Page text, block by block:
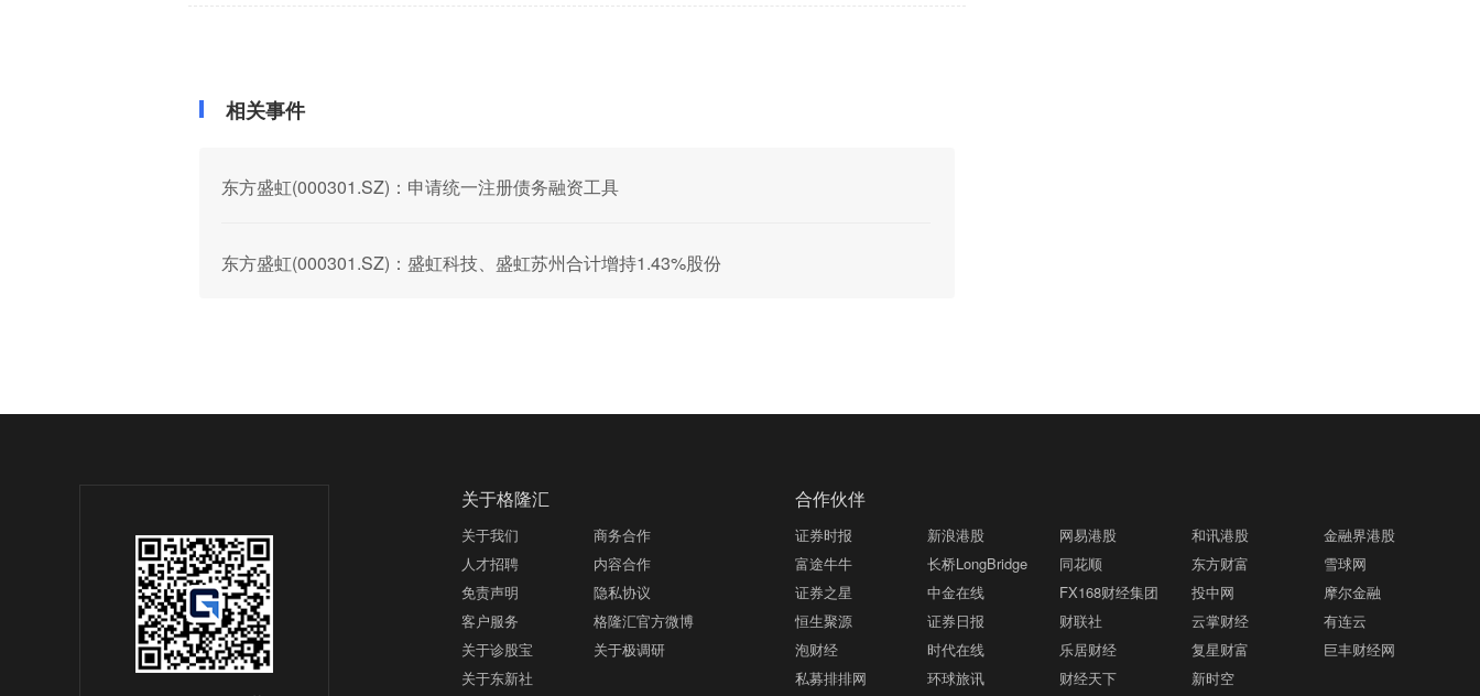
相关事件
东方盛虹(000301.SZ)：申请统一注册债务融资工具
东方盛虹(000301.SZ)：盛虹科技、盛虹苏州合计增持1.43%股份
情者称，特朗普政府最快将于8月6日宣
透露，美国总统特朗普即将发布的公告预
计将为多晶硅、硅片、电池片和组件(即太
阳能电池板)设定最低进口价格，并对多晶
硅衍生产品征收15%的关税。 路透此前
称，特朗普政府指示商务部针对多晶硅进
行的国家安全调查已持续一年，在削减对
旗下社交媒体平台出现儿童性虐待内容、
深伪内容及营运疏失，向印度政府表达歉
意。扎克伯格的道歉是在Meta高层与印度
政府官员周二会面期间转达。印度政府7
月曾要求Meta移除Instagram上宣传儿童
性虐待内容的广告及贴文。Meta当时表
示，公司对儿童性虐待内容采取零容忍政
01:18 韩国交易所启动SIDECAR机制 暂停KOSP
I程序化卖盘格隆汇8月6日｜韩国交易所
启动SIDECAR机制，暂停KOSPI程序化卖
盘。目前，韩国综合指数跌4.56%，KOS
PI 200指数跌超5%。SK海力士跌逾9%，
三星电子跌逾5%。
01:18 美油突破75美元格隆汇8月6日｜WTI原油
突破75美元/桶，日内涨0.91%。
关于格隆汇
关于我们
商务合作
人才招聘
内容合作
免责声明
隐私协议
客户服务
格隆汇官方微博
关于诊股宝
关于极调研
关于东新社
合作伙伴
证券时报 新浪港股 网易港股 和讯港股
金融界港股
富途牛牛
长桥LongBridge 同花顺 东方财富
雪球网
证券之星
中金在线 FX168财经集团 投中网
摩尔金融
恒生聚源
证券日报 财联社 云掌财经
有连云
泡财经
时代在线 乐居财经 复星财富
巨丰财经网
私募排排网
环球旅讯 财经天下 新时空